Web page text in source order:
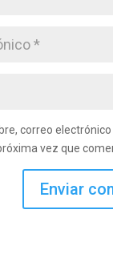
correo
vez que